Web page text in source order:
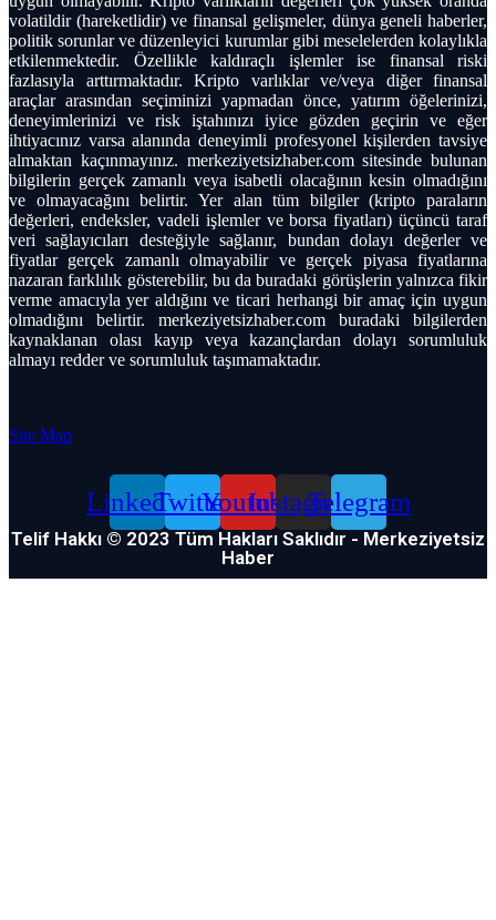
volatildir (hareketlidir) ve finansal gelişmeler, dünya geneli haberler,
politik sorunlar ve düzenleyici kurumlar gibi meselelerden kolaylıkla
etkilenmektedir. Özellikle kaldıraçlı işlemler ise finansal riski
fazlasıyla arttırmaktadır. Kripto varlıklar ve/veya diğer finansal
araçlar arasından seçiminizi yapmadan önce, yatırım öğelerinizi,
deneyimlerinizi ve risk iştahınızı iyice gözden geçirin ve eğer
ihtiyacınız varsa alanında deneyimli profesyonel kişilerden tavsiye
almaktan kaçınmayınız. merkeziyetsizhaber.com sitesinde bulunan
bilgilerin gerçek zamanlı veya isabetli olacağının kesin olmadığını
ve olmayacağını belirtir. Yer alan tüm bilgiler (kripto paraların
değerleri, endeksler, vadeli işlemler ve borsa fiyatları) üçüncü taraf
veri sağlayıcıları desteğiyle sağlanır, bundan dolayı değerler ve
fiyatlar gerçek zamanlı olmayabilir ve gerçek piyasa fiyatlarına
nazaran farklılık gösterebilir, bu da buradaki görüşlerin yalnızca fikir
verme amacıyla yer aldığını ve ticari herhangi bir amaç için uygun
olmadığını belirtir. merkeziyetsizhaber.com buradaki bilgilerden
kaynaklanan olası kayıp veya kazançlardan dolayı sorumluluk
almayı redder ve sorumluluk taşımamaktadır.
Site Map
LinkedinTwitterYoutubeInstagramTelegram
Telif Hakkı © 2023 Tüm Hakları Saklıdır - Merkeziyetsiz
Haber